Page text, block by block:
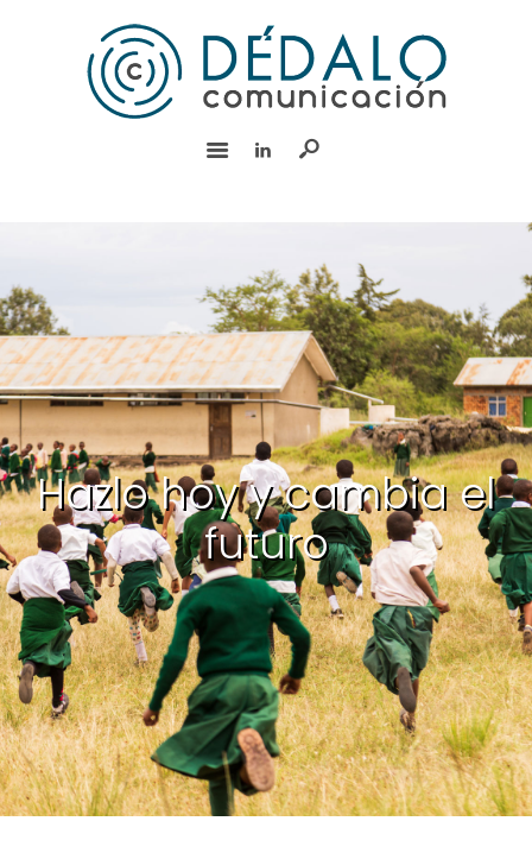
INICIO
SERVICIOS
CONTACTO
English
Hazlo hoy y cambia el
futuro